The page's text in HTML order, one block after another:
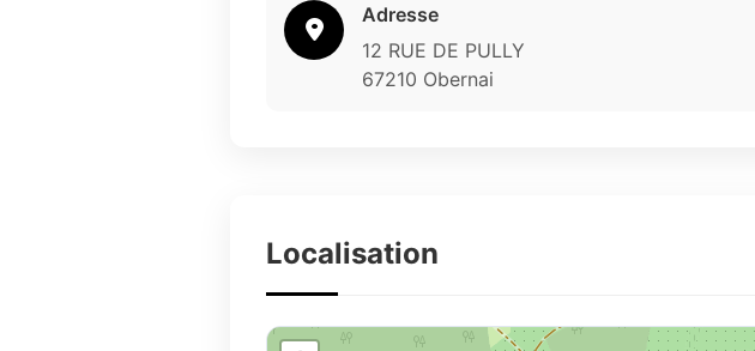
Adresse
12 RUE DE PULLY
67210 Obernai
Localisation